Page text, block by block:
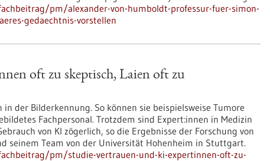
pm/alexander-von-humboldt-professur-fuer-simon-
gedaechtnis-vorstellen
oft zu skeptisch, Laien oft zu
der Bilderkennung. So können sie beispielsweise Tumore
Fachpersonal. Trotzdem sind Expert:innen in Medizin
von KI zögerlich, so die Ergebnisse der Forschung von
seinem Team von der Universität Hohenheim in Stuttgart.
pm/studie-vertrauen-und-ki-expertinnen-oft-zu-